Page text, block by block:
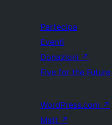
Partecipa
Eventi
Donazioni ↗
Five for the Future
WordPress.com ↗
Matt ↗